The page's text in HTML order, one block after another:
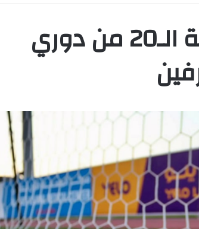
اليوم.. انطلاق الجولة الـ20 من دوري